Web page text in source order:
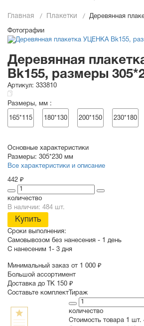
Главная Плакетки Деревянная
Фотографии
Деревянная
Bk155, размеры
Артикул: 333810
Размеры, мм :
165*115 180*130 200*150 230*180
Основные характеристики
Размеры: 305*230 мм
Все характеристики и описание
442 ₽
количество
В наличии: 484 шт.
Купить
Сроки выполнения:
Самовывозом без нанесения -
1 день
С нанесеним
1- 3 дня
Минимальный заказ от 1 000 ₽
Большой ассортимент
Доставка до ТК 150 ₽
Составьте комплект Тираж
количество
Стоимость товара 1 шт.